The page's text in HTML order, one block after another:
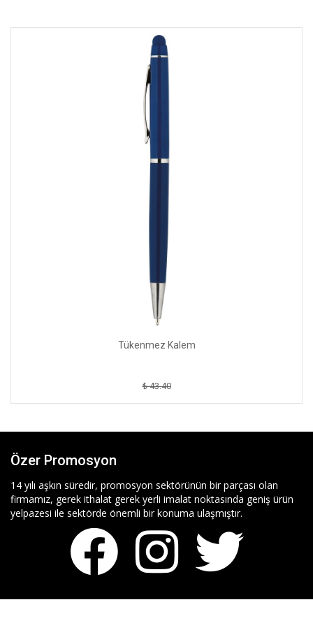
Tükenmez Kalem
₺ 43.40
Özer Promosyon
14 yılı aşkın süredir, promosyon sektörünün bir parçası olan
firmamız, gerek ithalat gerek yerli imalat noktasında geniş ürün
yelpazesi ile sektörde önemli bir konuma ulaşmıştır.